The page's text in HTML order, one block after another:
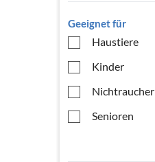
Geeignet für
Haustiere
Kinder
Nichtraucher
Senioren